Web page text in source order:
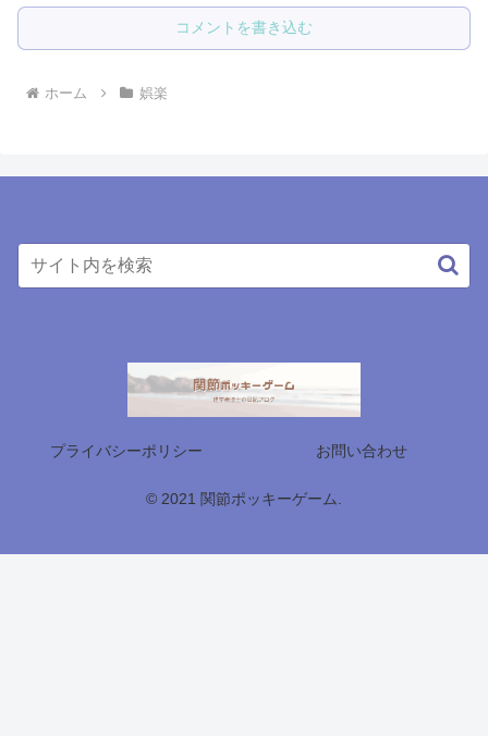
コメントを書き込む
ホーム 娯楽
プライバシーポリシー お問い合わせ
© 2021 関節ポッキーゲーム.